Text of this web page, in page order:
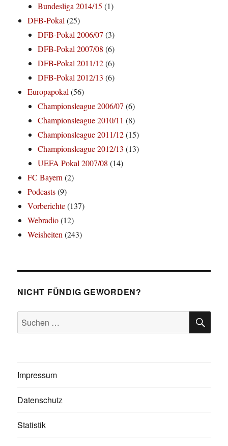
Bundesliga 2014/15 (1)
DFB-Pokal(25)
DFB-Pokal 2006/07 (3)
DFB-Pokal 2007/08 (6)
DFB-Pokal 2011/12(6)
DFB-Pokal 2012/13 (6)
Europapokal(56)
Championsleague 2006/07 (6)
Championsleague 2010/11 (8)
Championsleague 2011/12(15)
Championsleague 2012/13 (13)
UEFA Pokal 2007/08 (14)
FC Bayern(2)
Podcasts(9)
Vorberichte(137)
Webradio(12)
Weisheiten(243)
NICHT FÜNDIG GEWORDEN?
Suchen
nach:
Impressum
Datenschutz
Statistik